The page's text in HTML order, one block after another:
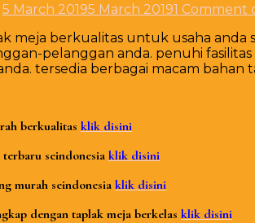
5 March 20195 March 20191 Comment
meja berkualitas untuk usaha
pelanggan anda. penuhi
tersedia berbagai macam
berkualitas klik disini
seindonesia klik disini
murah seindonesia klik disini
dengan taplak meja berkelas klik disini